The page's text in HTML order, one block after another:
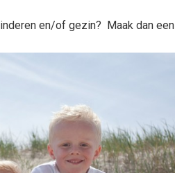
en/of gezin? Maak dan een